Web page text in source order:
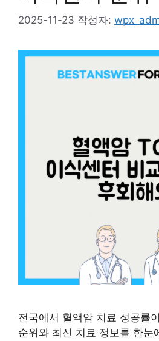
2025-11-23 작성자:
전국에서 혈액암 치료 성공률
순위와 최신 치료 정보를 한눈